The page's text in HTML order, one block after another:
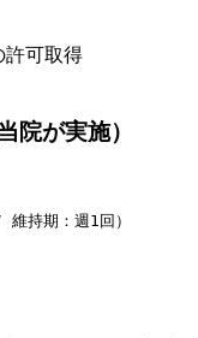
許可取得
院が実施）
持期：週1回）